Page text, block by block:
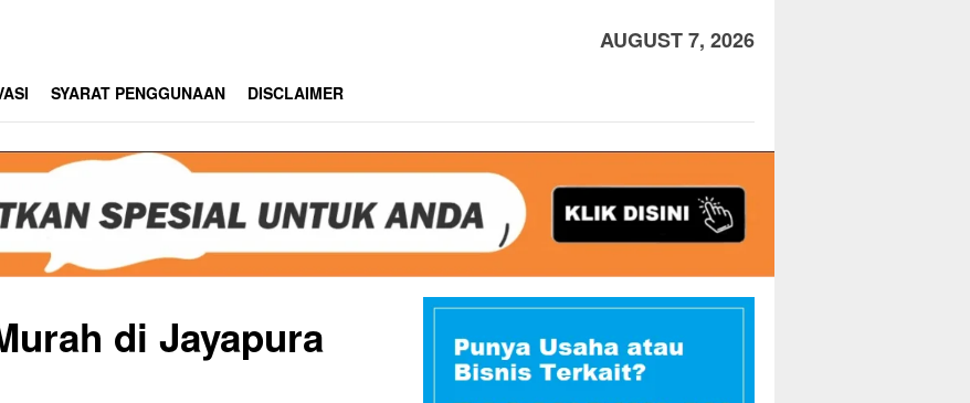
AUGUST 7, 2026
SYARAT PENGGUNAAN DISCLAIMER
di Jayapura